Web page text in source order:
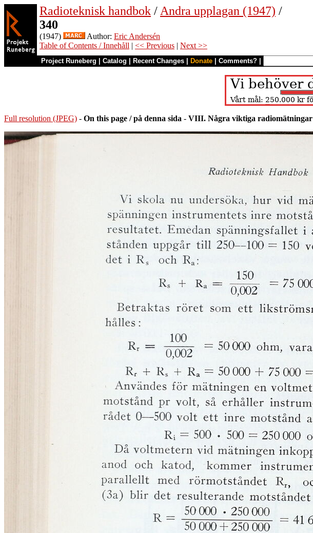
Radioteknisk handbok / Andra upplagan (1947) /
340
(1947) Author: Eric Andersén
Table of Contents / Innehåll | << Previous | Next >>
Project Runeberg Catalog Recent Changes Donate Comments?
Full resolution (JPEG) - On this page / på denna sida - VIII. Några viktiga radiomätningar